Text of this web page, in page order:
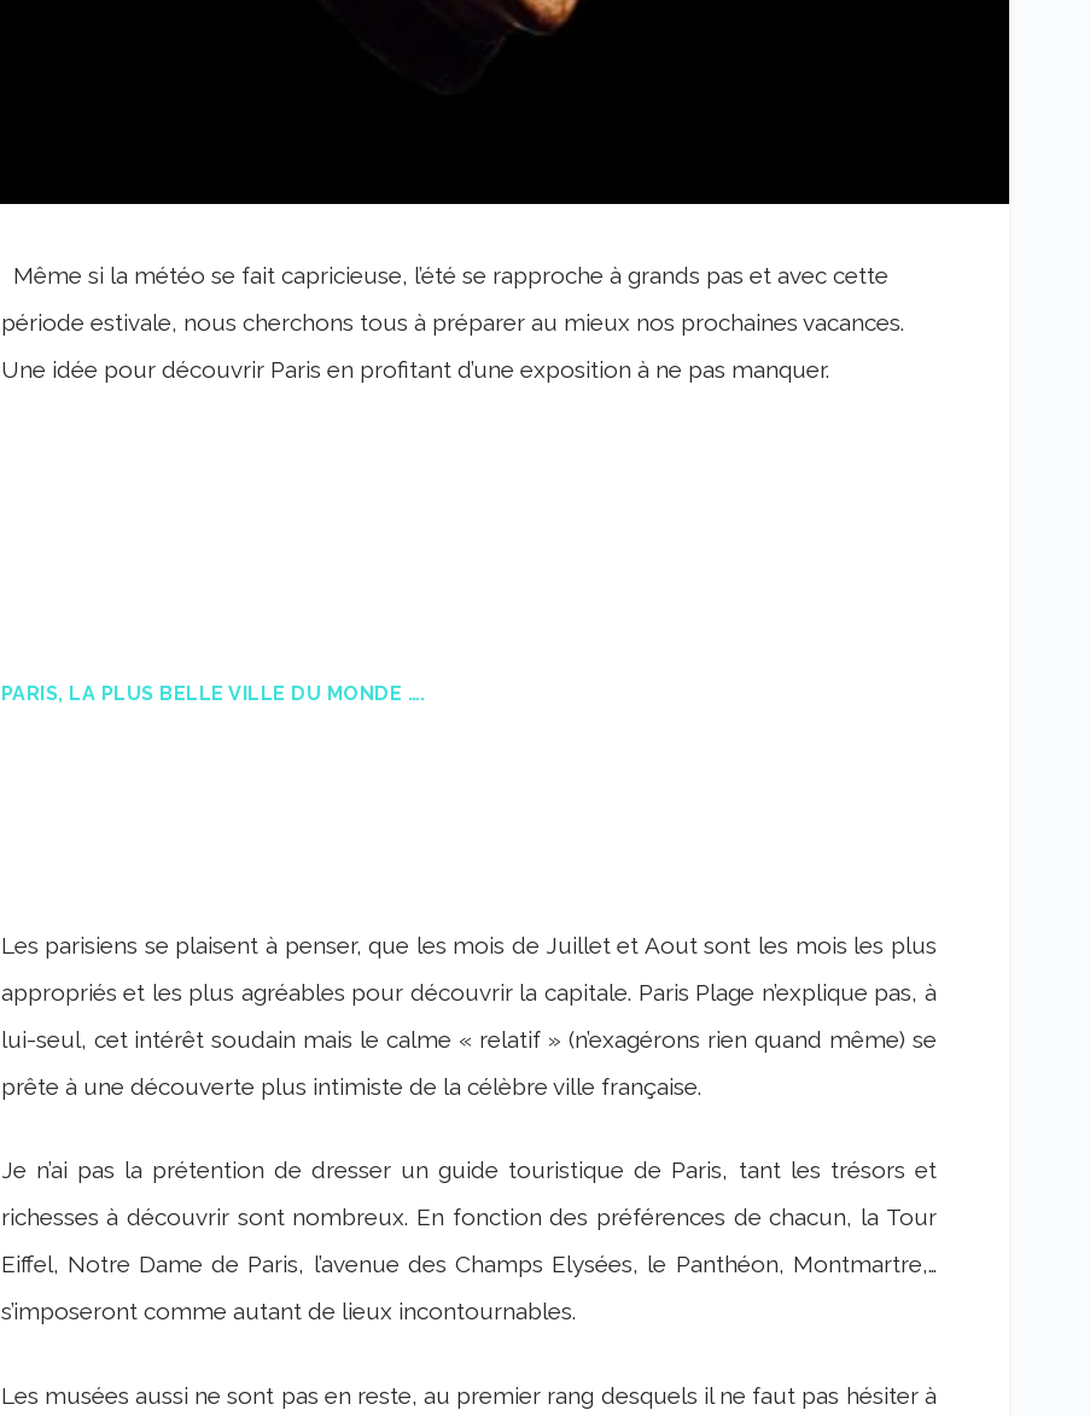
Même si la météo se fait capricieuse, l’été se rapproche à grands pas et avec cette
période estivale, nous cherchons tous à préparer au mieux nos prochaines vacances.
Une idée pour découvrir Paris en profitant d’une exposition à ne pas manquer.
PARIS, LA PLUS BELLE VILLE DU MONDE ….
Les parisiens se plaisent à penser, que les mois de Juillet et Aout sont les mois les plus
appropriés et les plus agréables pour découvrir la capitale. Paris Plage n’explique pas, à
lui-seul, cet intérêt soudain mais le calme « relatif » (n’exagérons rien quand même) se
prête à une découverte plus intimiste de la célèbre ville française.
Je n’ai pas la prétention de dresser un guide touristique de Paris, tant les trésors et
richesses à découvrir sont nombreux. En fonction des préférences de chacun, la Tour
Eiffel, Notre Dame de Paris, l’avenue des Champs Elysées, le Panthéon, Montmartre,…
s’imposeront comme autant de lieux incontournables.
Les musées aussi ne sont pas en reste, au premier rang desquels il ne faut pas hésiter à